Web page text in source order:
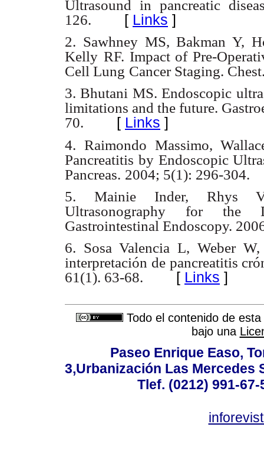
Ultrasound in pancreatic
126. [ Links ]
2. Sawhney MS, Bakman Y,
Kelly RF. Impact of Pre-
Cell Lung Cancer Staging.
3. Bhutani MS. Endoscopic
limitations and the future.
70. [ Links ]
4. Raimondo Massimo,
Pancreatitis by Endoscopic
Pancreas. 2004; 5(1): 296-304.
5. Mainie Inder, Rhys
Ultrasonography
for the
Gastrointestinal Endoscopy.
6. Sosa Valencia L, Weber
interpretación de pancreatitis
61(1). 63-68. [ Links ]
Todo el contenido de
bajo una
Paseo Enrique Easo,
3,Urbanización Las Mercedes
Tlef. (0212) 991-